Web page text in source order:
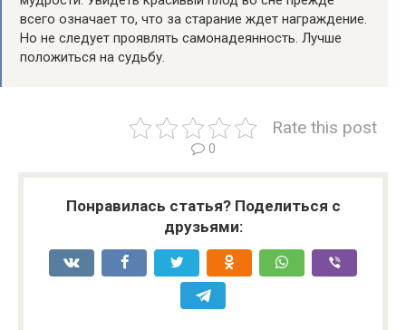
всего означает то, что за старание ждет награждение.
Но не следует проявлять самонадеянность. Лучше
положиться на судьбу.
Rate this post
0
Понравилась статья? Поделиться с
друзьями: